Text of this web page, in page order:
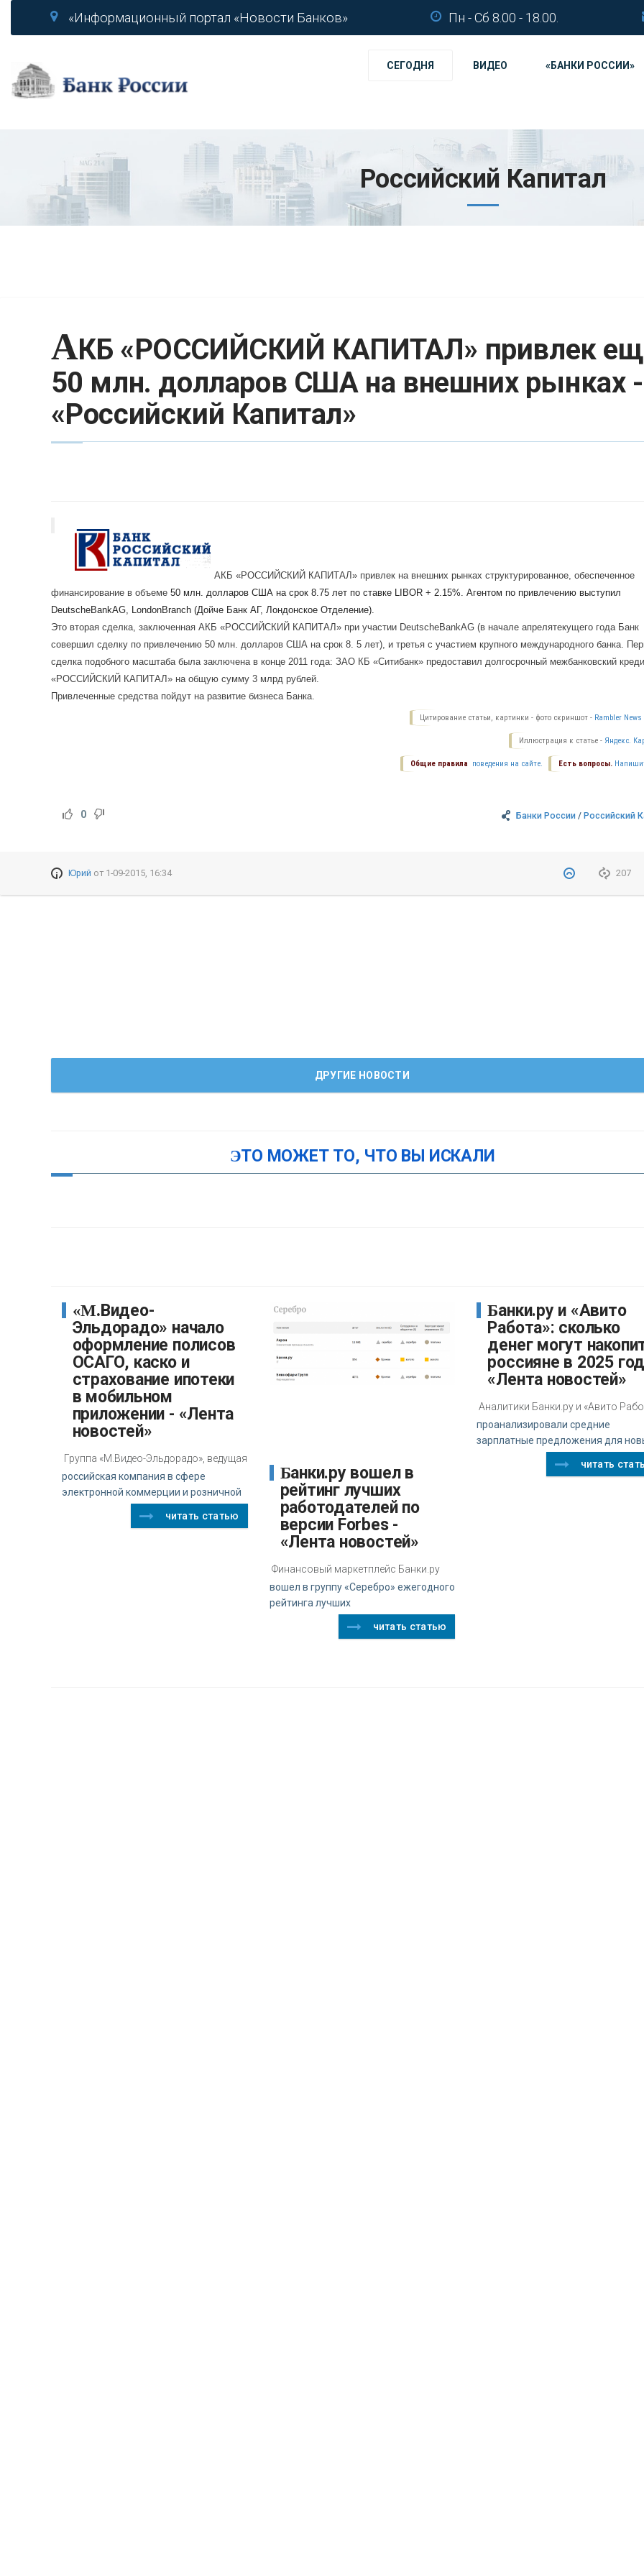
«Информационный портал «Новости Банков» Пн - Сб 8.00 - 18.00.
СЕГОДНЯ ВИДЕО «БАНКИ РОССИИ»
Российский Капитал
АКБ «РОССИЙСКИЙ КАПИТАЛ» привлек
50 млн. долларов США на внешних рынках -
«Российский Капитал»
АКБ «РОССИЙСКИЙ КАПИТАЛ» привлек на внешних рынках структурированное, обеспеченное
финансирование в объеме 50 млн. долларов США на срок 8.75 лет по ставке LIBOR+ 2.15%. Агентом по привлечению выступил
DeutscheBankAG, LondonBranch(Дойче Банк АГ, Лондонское Отделение).
Это вторая сделка, заключенная АКБ «РОССИЙСКИЙ КАПИТАЛ» при участии DeutscheBankAG(в начале апрелятекущего года Банк
совершил сделку по привлечению 50 млн. долларов США на срок 8. 5 лет), и третья с участием крупного международного банка.
сделка подобного масштаба была заключена вконце 2011 года: ЗАО КБ «Ситибанк» предоставил долгоcрочный межбанковский
«РОССИЙСКИЙ КАПИТАЛ» на общую сумму 3 млрд рублей.
Привлеченные средства пойдут на развитие бизнеса Банка.
Цитирование статьи, картинки - фото скриншот - Rambler News
Иллюстрация к статье - Яндекс.
Есть вопросы.
Общие правила поведения на сайте.
Банки России /Российский
0
207
Юрий от 1-09-2015, 16:34
ДРУГИЕ НОВОСТИ
ЭТО МОЖЕТ ТО, ЧТО ВЫ ИСКАЛИ
«М.Видео-
Эльдорадо» начало
оформление полисов
ОСАГО, каско и
страхование ипотеки
в мобильном
приложении - «Лента
новостей»
Группа «М.Видео-Эльдорадо», ведущая
российская компания в сфере
электронной коммерции и розничной
читать статью
Банки.ру вошел в
рейтинг лучших
работодателей по
версии Forbes -
«Лента новостей»
Финансовый маркетплейс Банки.ру
вошел в группу «Серебро» ежегодного
рейтинга лучших
читать статью
Банки.ру и «Авито
Работа»: сколько
денег могут
россияне в 2025
«Лента новостей»
Аналитики Банки.ру и «Авито
проанализировали средние
зарплатные предложения для
читать